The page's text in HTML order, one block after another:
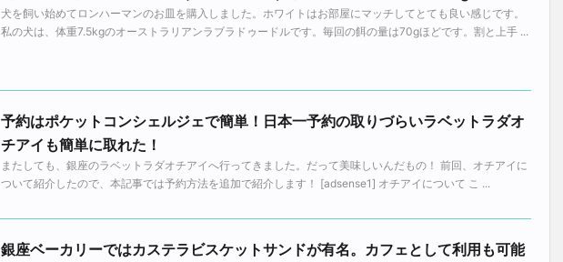
犬を飼い始めてロンハーマンのお皿を購入しました。ホワイトはお部屋にマッチしてとても良い感じです。
私の犬は、体重7.5kgのオーストラリアンラブラドゥードルです。毎回の餌の量は70gほどです。割と上手 ...
予約はポケットコンシェルジェで簡単！日本一予約の取りづらいラベットラダオ
チアイも簡単に取れた！
またしても、銀座のラベットラダオチアイへ行ってきました。だって美味しいんだもの！ 前回、オチアイに
ついて紹介したので、本記事では予約方法を追加で紹介します！ [adsense1] オチアイについて こ ...
銀座ベーカリーではカステラビスケットサンドが有名。カフェとして利用も可能